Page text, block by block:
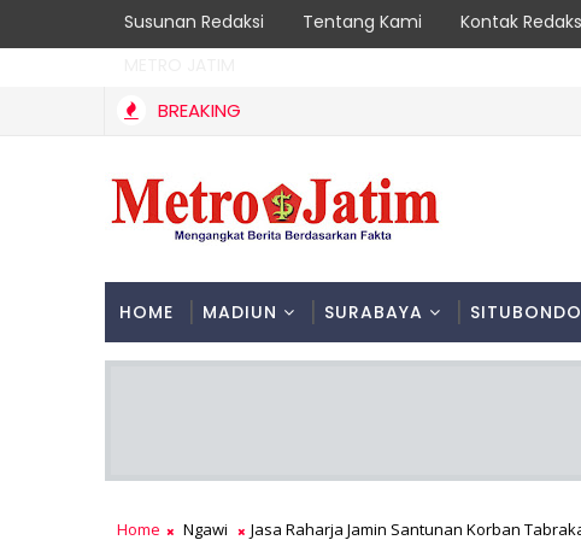
Susunan Redaksi Tentang Kami Kontak
BREAKING
HOME MADIUN SURABAYA SITUBONDO
Home Ngawi Jasa Raharja Jamin Santunan Korban